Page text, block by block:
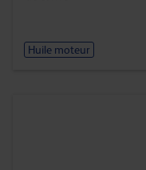
Huile moteur